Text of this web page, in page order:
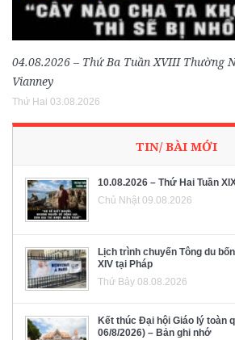
04.08.2026 – Thứ Ba Tuần XVIII Thường
Vianney
Thứ Hai 03.08.2026
TIN/ BÀI MỚI
10.08.2026 – Thứ Hai Tuần
Chủ Nhật 09.08.2026
Lịch trình chuyến Tông du
XIV tại Pháp
Thứ Bảy 08.08.2026
Kết thúc Đại hội Giáo lý toàn
06/8/2026) – Bản ghi nhớ